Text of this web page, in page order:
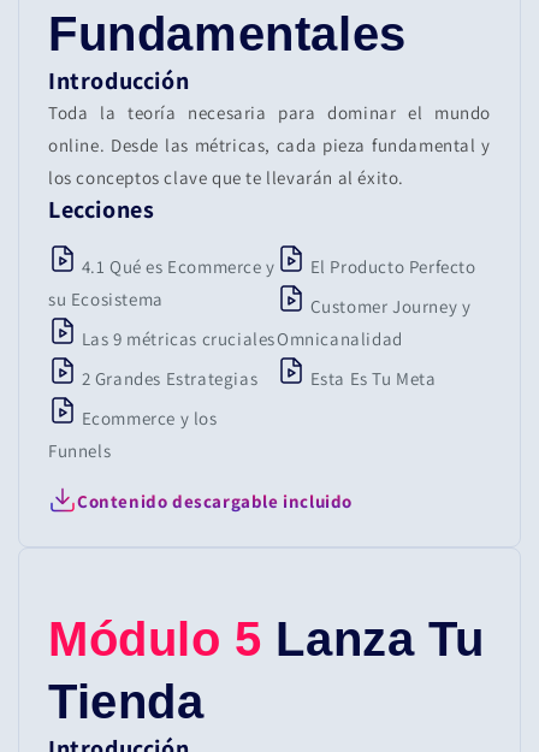
Fundamentales
Introducción
Toda la teoría necesaria para dominar el mundo
online. Desde las métricas, cada pieza fundamental y
los conceptos clave que te llevarán al éxito.
Lecciones
4.1 Qué es Ecommerce y
su Ecosistema
Las 9 métricas cruciales
2 Grandes Estrategias
Ecommerce y los
Funnels
El Producto Perfecto
Customer Journey y
Omnicanalidad
Esta Es Tu Meta
Contenido descargable incluido
Módulo 5 Lanza Tu
Tienda